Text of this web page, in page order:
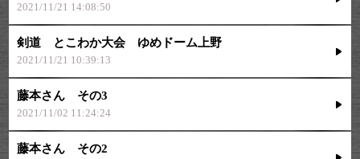
2021/11/21 14:08:50
剣道 とこわか大会 ゆめドーム上野
2021/11/21 10:39:13
藤本さん その3
2021/11/02 11:24:24
藤本さん その2